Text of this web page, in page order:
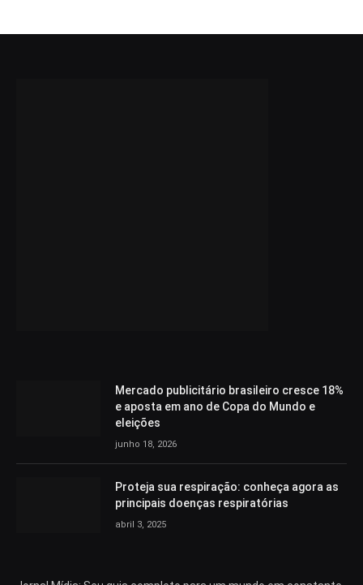
Mercado publicitário brasileiro cresce 18%
e aposta em ano de Copa do Mundo e
eleições
junho 18, 2026
Proteja sua respiração: conheça agora as
principais doenças respiratórias
abril 3, 2025